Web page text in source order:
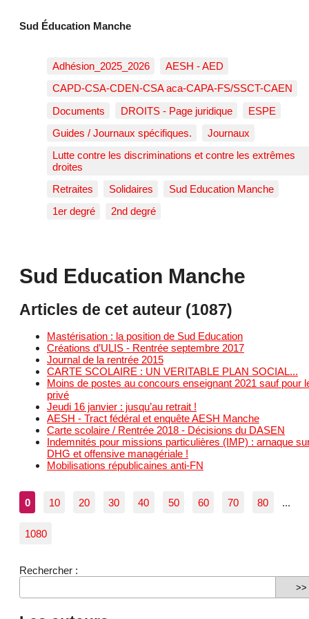
Sud Éducation Manche
Adhésion_2025_2026
AESH - AED
CAPD-CSA-CDEN-CSA aca-CAPA-FS/SSCT-CAEN
Documents
DROITS - Page juridique
ESPE
Guides / Journaux spécifiques.
Journaux
Lutte contre les discriminations et contre les extrêmes
droites
Retraites
Solidaires
Sud Education Manche
1er degré
2nd degré
Sud Education Manche
Articles de cet auteur (1087)
Mastérisation : la position de Sud Education
Créations d’ULIS - Rentrée septembre 2017
Journal de la rentrée 2015
CARTE SCOLAIRE : UN VERITABLE PLAN SOCIAL...
Moins de postes au concours enseignant 2021 sauf pour
privé
Jeudi 16 janvier : jusqu’au retrait !
AESH - Tract fédéral et enquête AESH Manche
Carte scolaire / Rentrée 2018 - Décisions du DASEN
Indemnités pour missions particulières (IMP) : arnaque
DHG et offensive managériale !
Mobilisations républicaines anti-FN
0 10 20 30 40 50 60 70 80 ...
1080
Rechercher :